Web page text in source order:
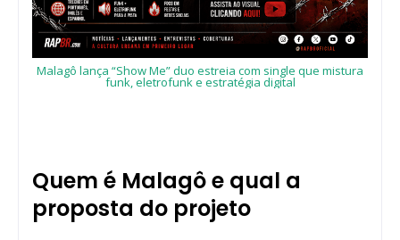
Malagô lança “Show Me” duo estreia com single que mistura
funk, eletrofunk e estratégia digital
Quem é Malagô e qual a
proposta do projeto